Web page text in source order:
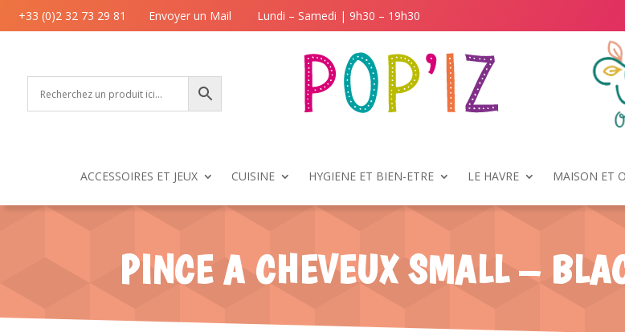
+33 (0)2 32 73 29 81 Envoyer un Mail Lundi – Samedi | 9h30 – 19h30
ACCESSOIRES ET JEUX CUISINE HYGIENE ET BIEN-ETRE LE HAVRE MAISON ET
PINCE A CHEVEUX SMALL –